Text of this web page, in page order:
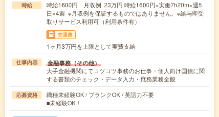
時給
時給1600円 月収例 23万円 時給1600円×実働7h20m×週5
日×4週 ※月収例を保証するものではありません。※給与即受
取りサービス利用可（利用条件有）
交通費
1ヶ月3万円を上限として実費支給
仕事内容 金融事務（その他）
大手金融機関にてコツコツ事務のお仕事・個人向け国債に関
する書類のチェック・データ入力・庶務業務全般
応募資格
職種未経験OK / ブランクOK / 英語力不要
■未経験OK！